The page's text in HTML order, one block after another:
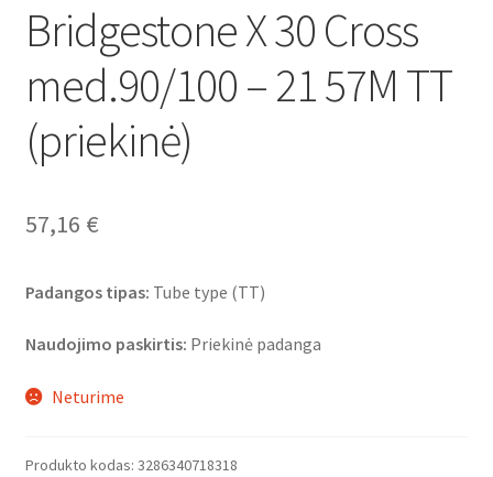
Bridgestone X 30 Cross
med.90/100 – 21 57M TT
(priekinė)
57,16 €
Padangos tipas: Tube type (TT)
Naudojimo paskirtis: Priekinė padanga
Neturime
Produkto kodas: 3286340718318